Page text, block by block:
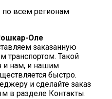
всем регионам
Оле
заказанную
транспортом. Такой
и нам, и нашим
быстро.
и сделайте заказ
в разделе Контакты.